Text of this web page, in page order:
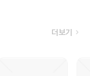
더보기